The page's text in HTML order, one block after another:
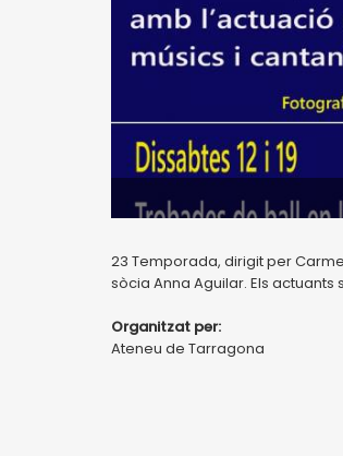
23 Temporada, dirigit per
sòcia Anna Aguilar. Els
Organitzat per:
Ateneu de Tarragona